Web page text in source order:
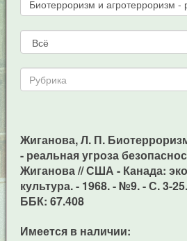
Жиганова, Л. П.
- реальная угроза
Жиганова // США - Канада:
культура. - 1968. - №9. - С. 3-25.
ББК: 67.408
Имеется в наличии: